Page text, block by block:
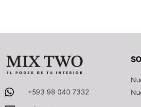
+593 98 040 7332